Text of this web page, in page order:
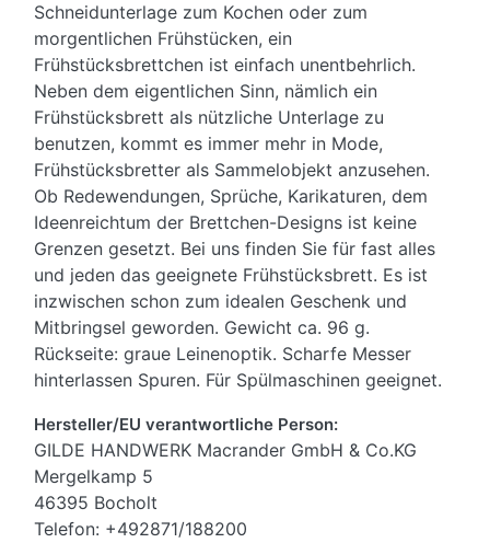
Schneidunterlage zum Kochen oder zum
morgentlichen Frühstücken, ein
Frühstücksbrettchen ist einfach unentbehrlich.
Neben dem eigentlichen Sinn, nämlich ein
Frühstücksbrett als nützliche Unterlage zu
benutzen, kommt es immer mehr in Mode,
Frühstücksbretter als Sammelobjekt anzusehen.
Ob Redewendungen, Sprüche, Karikaturen, dem
Ideenreichtum der Brettchen-Designs ist keine
Grenzen gesetzt. Bei uns finden Sie für fast alles
und jeden das geeignete Frühstücksbrett. Es ist
inzwischen schon zum idealen Geschenk und
Mitbringsel geworden. Gewicht ca. 96 g.
Rückseite: graue Leinenoptik. Scharfe Messer
hinterlassen Spuren. Für Spülmaschinen geeignet.
Hersteller/EU verantwortliche Person:
GILDE HANDWERK Macrander GmbH & Co.KG
Mergelkamp 5
46395 Bocholt
Telefon: +492871/188200